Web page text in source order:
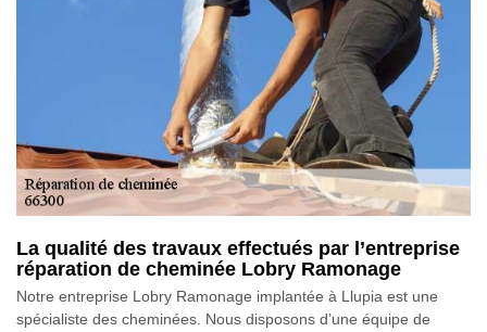
La qualité des travaux effectués par l’entreprise
réparation de cheminée Lobry Ramonage
Notre entreprise Lobry Ramonage implantée à Llupia est une
spécialiste des cheminées. Nous disposons d’une équipe de